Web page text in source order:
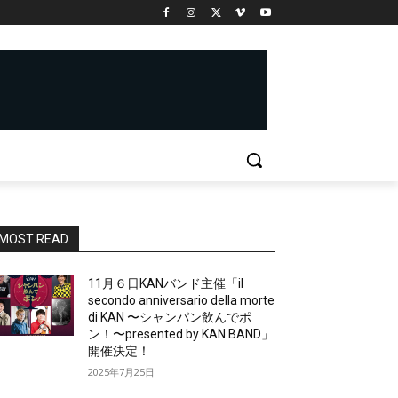
READ
11月６日KANバンド主催「il
secondo anniversario della morte
di KAN 〜シャンパン飲んでポ
ン！〜presented by KAN BAND」
開催決定！
2025年7月25日